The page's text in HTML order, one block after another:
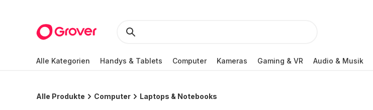
Alle Kategorien Handys & Tablets Computer Kameras Gaming & VR Audio & Musik
Alle Produkte Computer Laptops & Notebooks